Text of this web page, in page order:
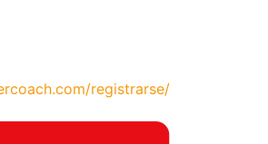
registrarse/